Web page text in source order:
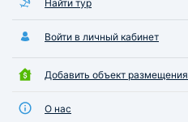
Найти тур
Войти в личный кабинет
Добавить объект размещения
О нас